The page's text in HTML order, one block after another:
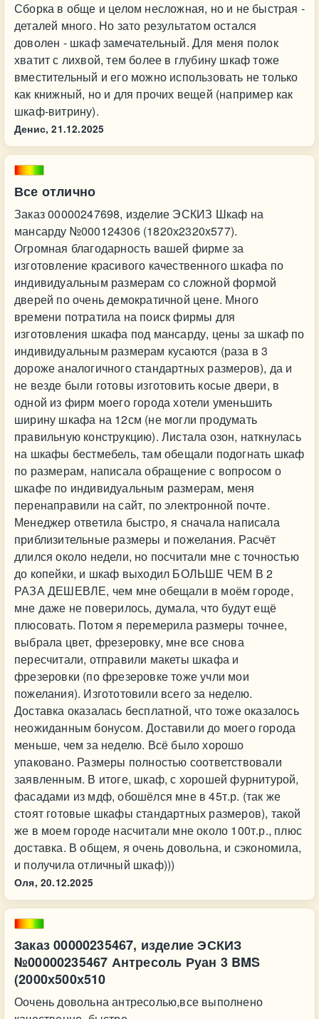
Сборка в обще и целом несложная, но и не быстрая -
деталей много. Но зато результатом остался
доволен - шкаф замечательный. Для меня полок
хватит с лихвой, тем более в глубину шкаф тоже
вместительный и его можно использовать не только
как книжный, но и для прочих вещей (например как
шкаф-витрину).
Денис, 21.12.2025
Все отлично
Заказ 00000247698, изделие ЭСКИЗ Шкаф на
мансарду №000124306 (1820х2320х577).
Огромная благодарность вашей фирме за
изготовление красивого качественного шкафа по
индивидуальным размерам со сложной формой
дверей по очень демократичной цене. Много
времени потратила на поиск фирмы для
изготовления шкафа под мансарду, цены за шкаф по
индивидуальным размерам кусаются (раза в 3
дороже аналогичного стандартных размеров), да и
не везде были готовы изготовить косые двери, в
одной из фирм моего города хотели уменьшить
ширину шкафа на 12см (не могли продумать
правильную конструкцию). Листала озон, наткнулась
на шкафы бестмебель, там обещали подогнать шкаф
по размерам, написала обращение с вопросом о
шкафе по индивидуальным размерам, меня
перенаправили на сайт, по электронной почте.
Менеджер ответила быстро, я сначала написала
приблизительные размеры и пожелания. Расчёт
длился около недели, но посчитали мне с точностью
до копейки, и шкаф выходил БОЛЬШЕ ЧЕМ В 2
РАЗА ДЕШЕВЛЕ, чем мне обещали в моём городе,
мне даже не поверилось, думала, что будут ещё
плюсовать. Потом я перемерила размеры точнее,
выбрала цвет, фрезеровку, мне все снова
пересчитали, отправили макеты шкафа и
фрезеровки (по фрезеровке тоже учли мои
пожелания). Изгототовили всего за неделю.
Доставка оказалась бесплатной, что тоже оказалось
неожиданным бонусом. Доставили до моего города
меньше, чем за неделю. Всё было хорошо
упаковано. Размеры полностью соответствовали
заявленным. В итоге, шкаф, с хорошей фурнитурой,
фасадами из мдф, обошёлся мне в 45т.р. (так же
стоят готовые шкафы стандартных размеров), такой
же в моем городе насчитали мне около 100т.р., плюс
доставка. В общем, я очень довольна, и сэкономила,
и получила отличный шкаф)))
Оля, 20.12.2025
Заказ 00000235467, изделие ЭСКИЗ
№00000235467 Антресоль Руан 3 BMS
(2000х500х510
Оочень довольна антресолью,все выполнено